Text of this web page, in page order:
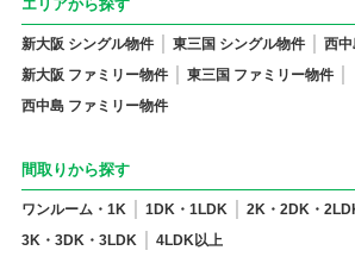
エリアから探す
新大阪 シングル物件 東三国 シングル物件
西
新大阪 ファミリー物件
東三国 ファミリー物件
西中島 ファミリー物件
間取りから探す
ワンルーム・1K 1DK・1LDK
2K・2DK・
3K・3DK・3LDK
4LDK以上